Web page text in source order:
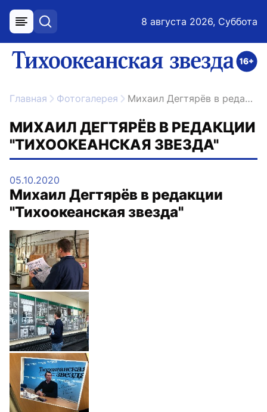
меню поиск 8 августа 2026, Суббота
ссылка на главную
Главная Фотогалерея Михаил Дегтярёв в редакции "Тихоокеанская звезда"
МИХАИЛ ДЕГТЯРЁВ В РЕДАКЦИИ
"ТИХООКЕАНСКАЯ ЗВЕЗДА"
05.10.2020
Михаил Дегтярёв в редакции
"Тихоокеанская звезда"